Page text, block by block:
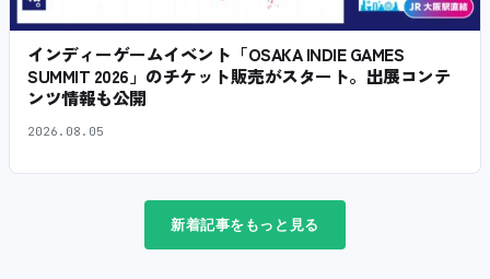
インディーゲームイベント「OSAKA INDIE GAMES
SUMMIT 2026」のチケット販売がスタート。出展コンテ
ンツ情報も公開
2026.08.05
新着記事をもっと見る